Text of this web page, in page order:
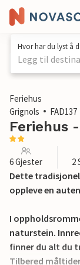
Hvor har du lyst å
Legg til
1 / 20
Feriehus
Grignols
FAD137
Feriehus
6 Gjester 2
Dette
oppleve en
I
naturstein.
finner du alt du
Tilbered